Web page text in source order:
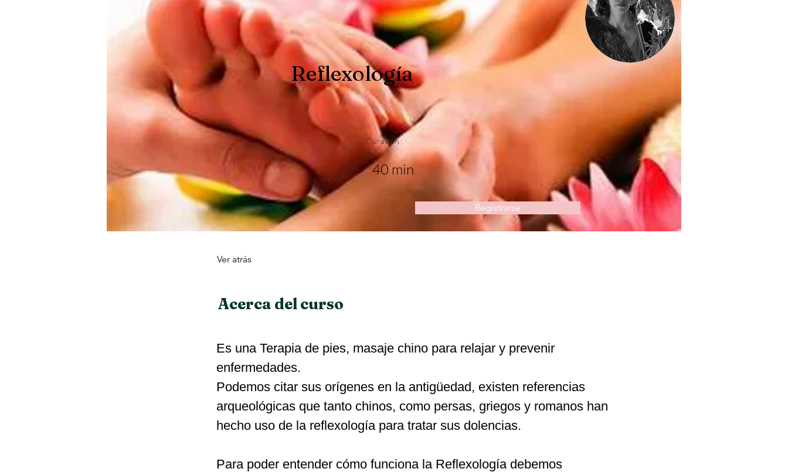
Reflexología
Duración
40 min
Registrarse
Ver atrás
Acerca del curso
Es una Terapia de pies, masaje chino para relajar y prevenir
enfermedades.
Podemos citar sus orígenes en la antigüedad, existen referencias
arqueológicas que tanto chinos, como persas, griegos y romanos han
hecho uso de la reflexología para tratar sus dolencias.
Para poder entender cómo funciona la Reflexología debemos